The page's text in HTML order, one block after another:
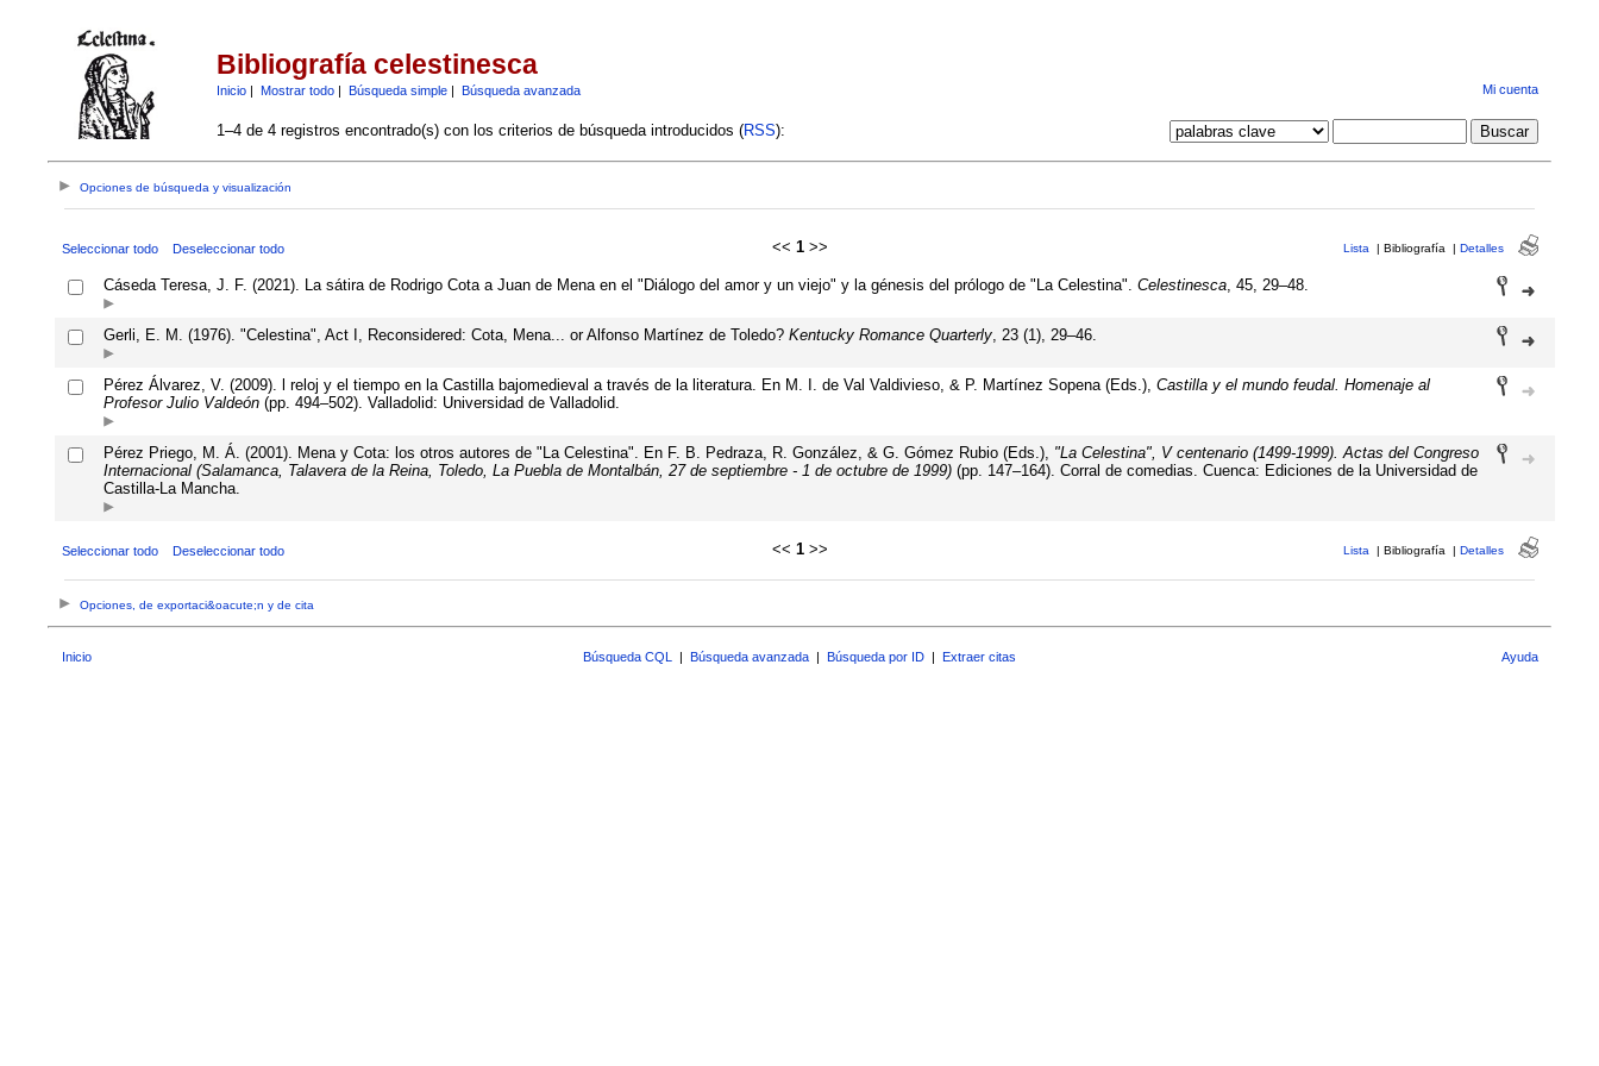
Bibliografía celestinesca
Inicio| Mostrar todo| Búsqueda simple| Búsqueda avanzada Mi cuenta
1–4 de 4 registros encontrado(s) con los criterios de búsqueda introducidos (RSS):
Opciones de búsqueda y visualización
Seleccionar todo Deseleccionar todo << 1>> Lista | Bibliografía | Detalles
Cáseda Teresa, J. F. (2021). La sátira de Rodrigo Cota a Juan de Mena en el "Diálogo del amor y un viejo" y la génesis del prólogo de "La Celestina". Celestinesca, 45, 29–48.
Gerli, E. M. (1976). "Celestina", Act I, Reconsidered: Cota, Mena... or Alfonso Martínez de Toledo? Kentucky Romance Quarterly, 23 (1), 29–46.
Pérez Álvarez, V. (2009). l reloj y el tiempo en la Castilla bajomedieval a través de la literatura. En M. I. de Val Valdivieso, & P. Martínez Sopena (Eds.), Castilla y el mundo feudal. Homenaje al
Profesor Julio Valdeón(pp. 494–502). Valladolid: Universidad de Valladolid.
Pérez Priego, M. Á. (2001). Mena y Cota: los otros autores de "La Celestina". En F. B. Pedraza, R. González, & G. Gómez Rubio (Eds.), "La Celestina", V centenario (1499-1999). Actas del Congreso
Internacional (Salamanca, Talavera de la Reina, Toledo, La Puebla de Montalbán, 27 de septiembre - 1 de octubre de 1999)(pp. 147–164). Corral de comedias. Cuenca: Ediciones de la Universidad de
Castilla-La Mancha.
Seleccionar todo Deseleccionar todo << 1>> Lista | Bibliografía | Detalles
Opciones, de exportaci&oacute;n y de cita
Inicio Búsqueda CQL | Búsqueda avanzada | Búsqueda por ID | Extraer citas Ayuda